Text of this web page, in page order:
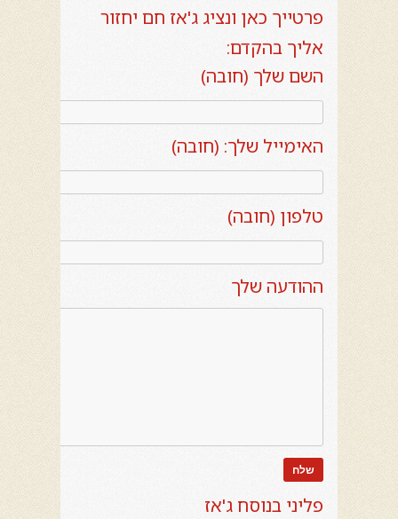
פרטייך כאן ונציג ג'אז חם יחזור
אליך בהקדם:
השם שלך (חובה)
האימייל שלך: (חובה)
טלפון (חובה)
ההודעה שלך
פליני בנוסח ג'אז